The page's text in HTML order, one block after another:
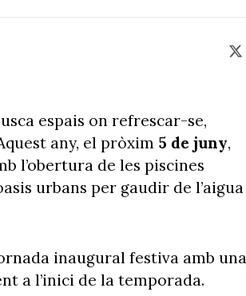
espais on refrescar-se,
any, el pròxim 5 de juny,
l’obertura de les piscines
urbans per gaudir de l’aigua
inaugural festiva amb una
a l’inici de la temporada.